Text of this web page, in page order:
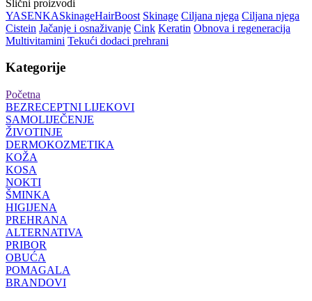
Slični proizvodi
YASENKASkinageHairBoost Skinage Ciljana njega Ciljana njega
Cistein Jačanje i osnaživanje Cink Keratin Obnova i regeneracija
Multivitamini Tekući dodaci prehrani
Kategorije
Početna
BEZRECEPTNI LIJEKOVI
SAMOLIJEČENJE
ŽIVOTINJE
DERMOKOZMETIKA
KOŽA
KOSA
NOKTI
ŠMINKA
HIGIJENA
PREHRANA
ALTERNATIVA
PRIBOR
OBUĆA
POMAGALA
BRANDOVI